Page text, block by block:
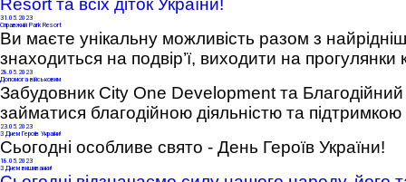
Resort та всіх діток України!
31 .05.2023
Справжній Park Resort
Ви маєте унікальну можливість разом з
знаходиться на подвір’ї, виходити на
28.05.2023
Допомога військовим
Забудовник City One Development та
займатися благодійною діяльністю та
23.05.2023
З Днем Героїв України!
Сьогодні особливе свято - День Героїв України!
18.05.2023
З Днем вишиванки!